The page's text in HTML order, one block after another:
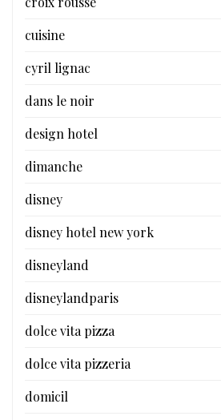
cuisine
cyril lignac
dans le noir
design hotel
dimanche
disney
disney hotel new york
disneyland
disneylandparis
dolce vita pizza
dolce vita pizzeria
domicil